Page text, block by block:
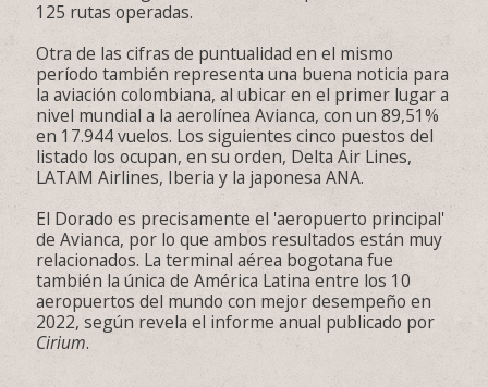
125 rutas operadas.
Otra de las cifras de puntualidad en el mismo
período también representa una buena noticia para
la aviación colombiana, al ubicar en el primer lugar a
nivel mundial a la aerolínea Avianca, con un 89,51%
en 17.944 vuelos. Los siguientes cinco puestos del
listado los ocupan, en su orden, Delta Air Lines,
LATAM Airlines, Iberia y la japonesa ANA.
El Dorado es precisamente el 'aeropuerto principal'
de Avianca, por lo que ambos resultados están muy
relacionados. La terminal aérea bogotana fue
también la única de América Latina entre los 10
aeropuertos del mundo con mejor desempeño en
2022, según revela el informe anual publicado por
Cirium.